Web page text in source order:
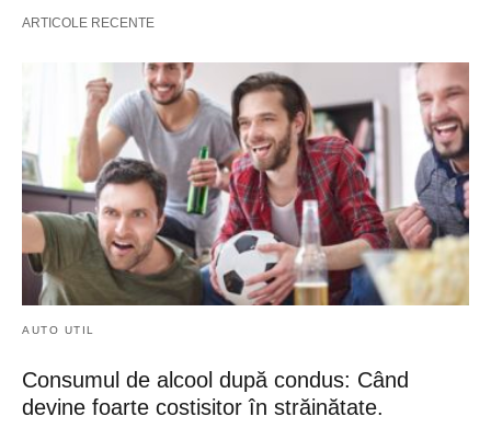
ARTICOLE RECENTE
AUTO UTIL
Consumul de alcool după condus: Când
devine foarte costisitor în străinătate.